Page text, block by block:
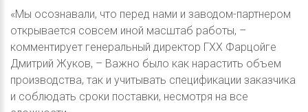
«Мы осознавали, что перед нами и заводом-партнером
открывается совсем иной масштаб работы, –
комментирует генеральный директор ГХХ Фарцойге
Дмитрий Жуков, – Важно было как нарастить объем
производства, так и учитывать спецификации заказчика
и соблюдать сроки поставки, несмотря на все